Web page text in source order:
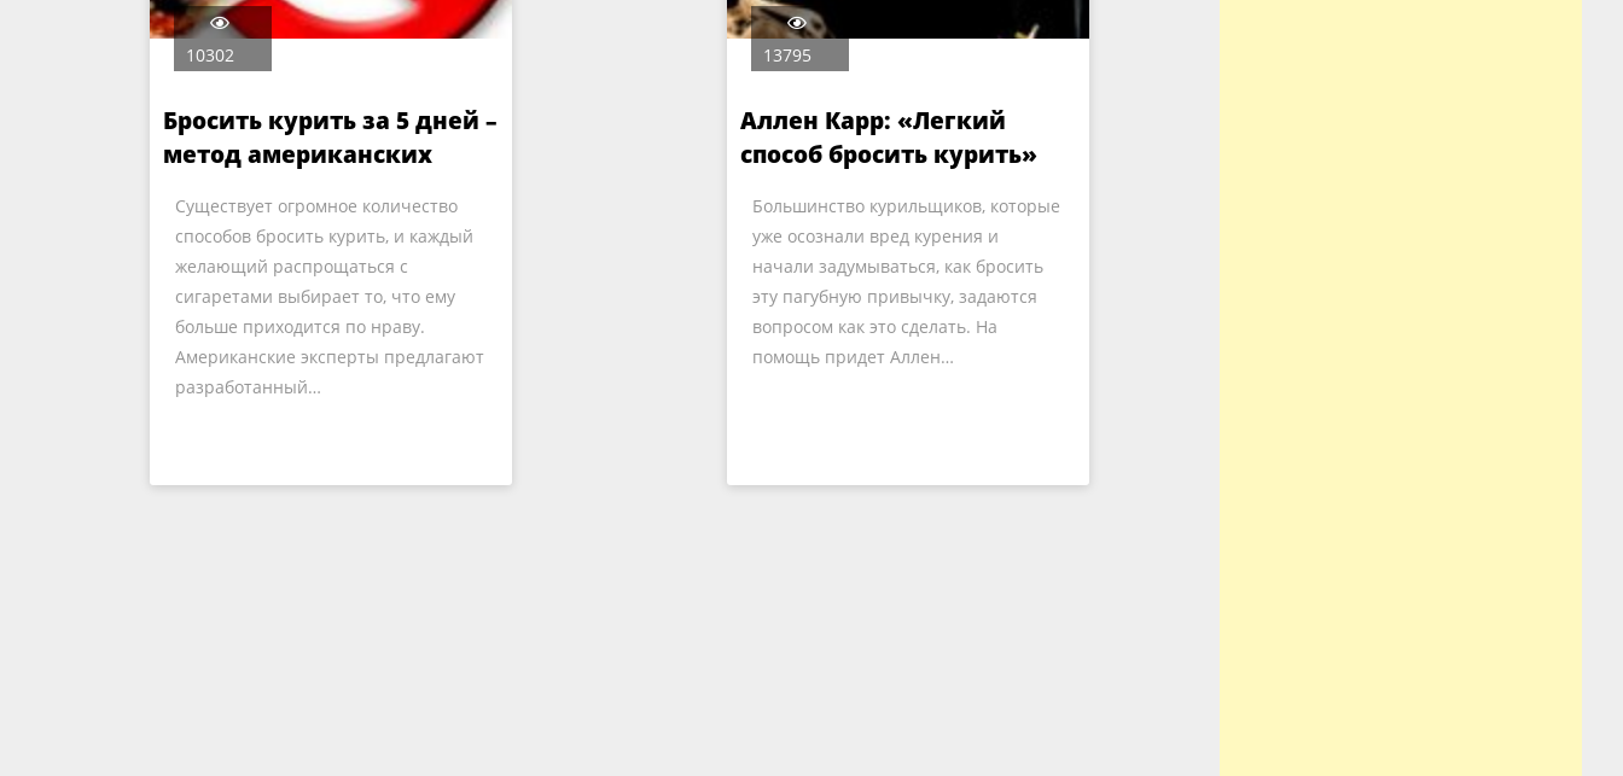
10302
Бросить курить за 5 дней –
метод американских
Существует огромное количество
способов бросить курить, и каждый
желающий распрощаться с
сигаретами выбирает то, что ему
больше приходится по нраву.
Американские эксперты предлагают
разработанный…
13795
Аллен Карр: «Легкий
способ бросить курить»
Большинство курильщиков, которые
уже осознали вред курения и
начали задумываться, как бросить
эту пагубную привычку, задаются
вопросом как это сделать. На
помощь придет Аллен…